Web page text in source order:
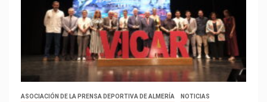
ASOCIACIÓN DE LA PRENSA DEPORTIVA DE ALMERÍA NOTICIAS